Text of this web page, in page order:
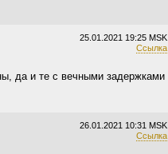
25.01.2021 19:25 MSK
Ссылка
да и те с вечными задержками
26.01.2021 10:31 MSK
Ссылка